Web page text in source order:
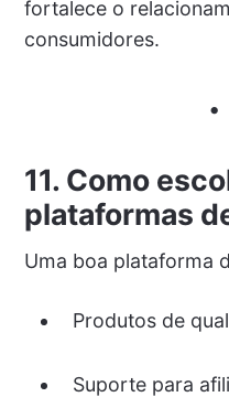
fortalece o
consumidores.
11. Como
plataformas
Uma boa plataforma
Produtos de
Suporte para